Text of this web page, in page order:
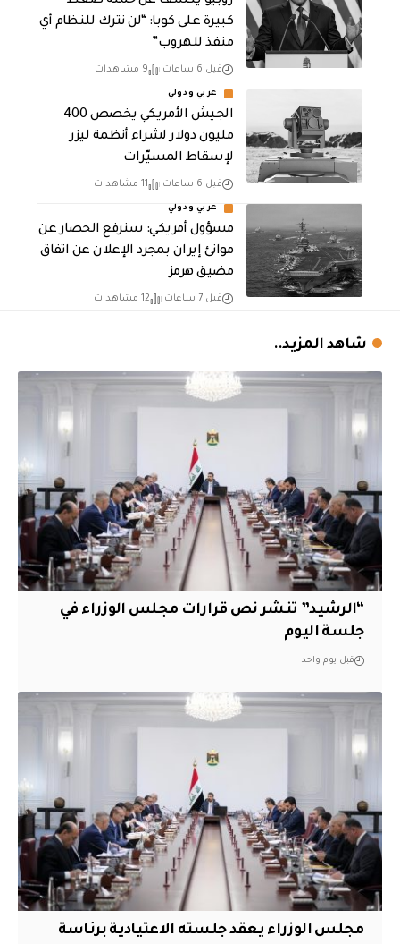
كبيرة على كوبا: “لن نترك للنظام أي
منفذ للهروب”
قبل 6 ساعات 9 مشاهدات
عربي ودولي
الجيش الأمريكي يخصص 400
مليون دولار لشراء أنظمة ليزر
لإسقاط المسيّرات
قبل 6 ساعات 11 مشاهدات
عربي ودولي
مسؤول أمريكي: سنرفع الحصار عن
موانئ إيران بمجرد الإعلان عن اتفاق
مضيق هرمز
قبل 7 ساعات 12 مشاهدات
شاهد المزيد..
“الرشيد” تنشر نص قرارات مجلس الوزراء في
جلسة اليوم
قبل يوم واحد
مجلس الوزراء يعقد جلسته الاعتيادية برئاسة